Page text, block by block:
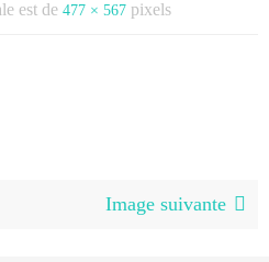
est de477 × 567 pixels
Image suivante